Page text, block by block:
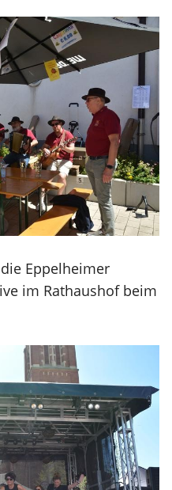
Eppelheimer
im Rathaushof beim